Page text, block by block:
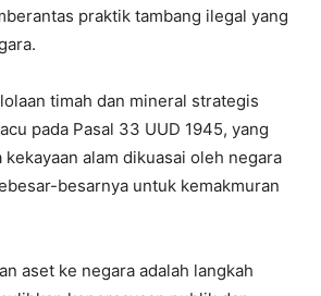
praktik tambang ilegal yang
timah dan mineral strategis
pada Pasal 33 UUD 1945, yang
kekayaan alam dikuasai oleh negara
besarnya untuk kemakmuran
aset ke negara adalah langkah